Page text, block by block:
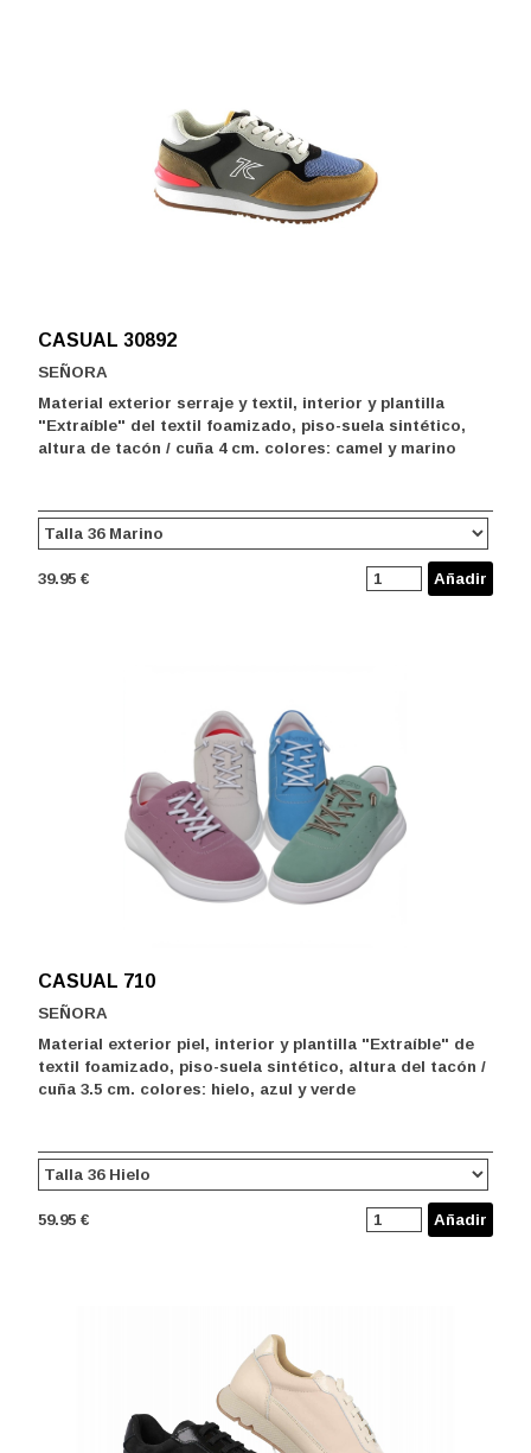
CASUAL 30892
SEÑORA
Material exterior serraje y textil, interior y plantilla
"Extraíble" del textil foamizado, piso-suela sintético,
altura de tacón / cuña 4 cm. colores: camel y marino
39.95 € Añadir
CASUAL 710
SEÑORA
Material exterior piel, interior y plantilla "Extraíble" de
textil foamizado, piso-suela sintético, altura del tacón /
cuña 3.5 cm. colores: hielo, azul y verde
59.95 € Añadir